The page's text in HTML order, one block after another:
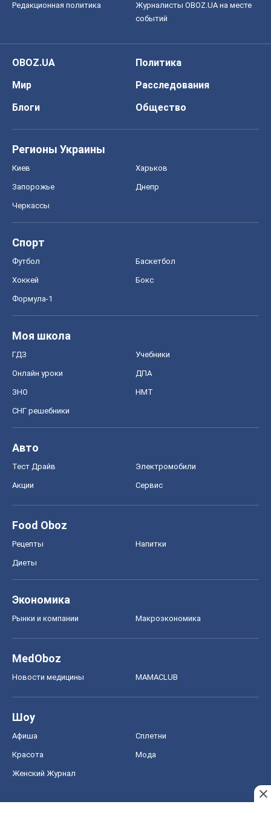
Редакционная политика
Журналисты OBOZ.UA на месте
событий
OBOZ.UA
Политика
Мир
Расследования
Блоги
Общество
Регионы Украины
Киев Харьков
Запорожье Днепр
Черкассы
Спорт
Футбол Баскетбол
Хоккей Бокс
Формула-1
Моя школа
ГДЗ Учебники
Онлайн уроки ДПА
ЗНО НМТ
СНГ решебники
Авто
Тест Драйв Электромобили
Акции Сервис
Food Oboz
Рецепты Напитки
Диеты
Экономика
Рынки и компании Mакроэкономика
MedOboz
Новости медицины MAMACLUB
Шоу
Афиша Сплетни
Красота Мода
Женский Журнал